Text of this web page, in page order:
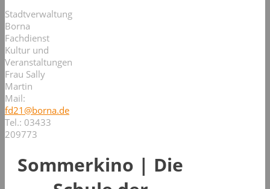
Stadtverwaltung
Borna
Fachdienst
Kultur und
Veranstaltungen
Frau Sally
Martin
Mail:
fd21@borna.de
Tel.: 03433
209773
Sommerkino | Die